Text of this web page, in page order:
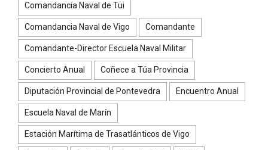
Comandancia Naval de Tui
Comandancia Naval de Vigo Comandante
Comandante-Director Escuela Naval Militar
Concierto Anual Coñece a Túa Provincia
Diputación Provincial de Pontevedra Encuentro Anual
Escuela Naval de Marín
Estación Marítima de Trasatlánticos de Vigo